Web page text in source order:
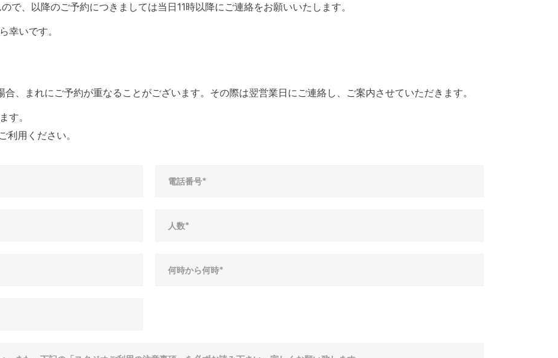
で、以降のご予約につきましては当日11時以降にご連絡をお願いいたします。
幸いです。
、まれにご予約が重なることがございます。その際は翌営業日にご連絡し、ご案内させていただきます。
す。
利用ください。